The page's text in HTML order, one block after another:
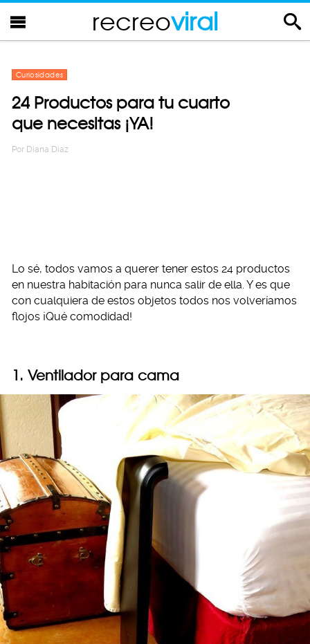
recreoviral
Curiosidades
24 Productos para tu cuarto
que necesitas ¡YA!
Por Diana Diaz
Lo sé, todos vamos a querer tener estos 24 productos
en nuestra habitación para nunca salir de ella. Y es que
con cualquiera de estos objetos todos nos volveríamos
flojos ¡Qué comodidad!
1. Ventilador para cama